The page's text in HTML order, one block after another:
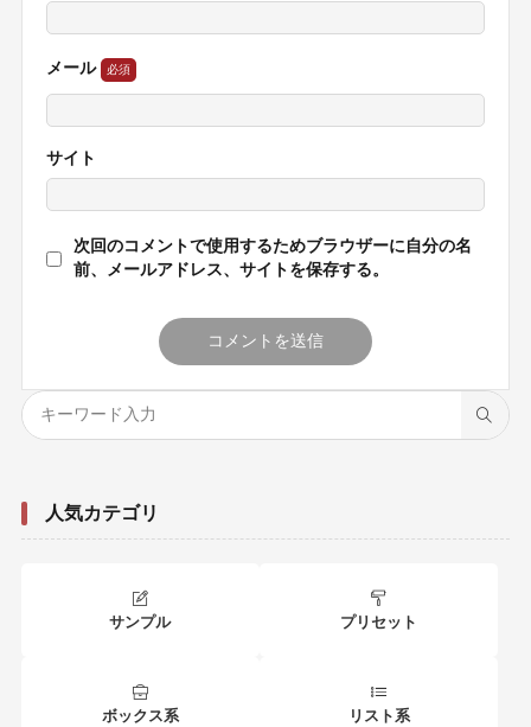
メール
サイト
次回のコメントで使用するためブラウザーに自分の名
前、メールアドレス、サイトを保存する。
人気カテゴリ
サンプル プリセット
ボックス系 リスト系